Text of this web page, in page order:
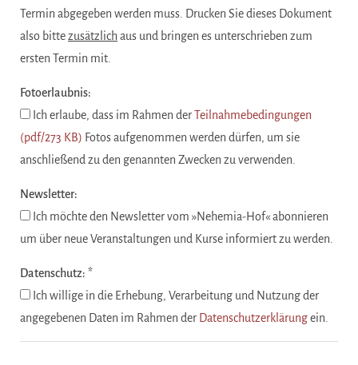
Termin abgegeben werden muss. Drucken Sie dieses Dokument
also bittezusätzlichaus und bringen es unterschrieben zum
ersten Termin mit.
Fotoerlaubnis:
Ich erlaube, dass im Rahmen derTeilnahmebedingungen
(pdf/273 KB) Fotos aufgenommen werden dürfen, um sie
anschließend zu den genannten Zwecken zu verwenden.
Newsletter:
Ich möchte den Newsletter vom »Nehemia-Hof« abonnieren
um über neue Veranstaltungen und Kurse informiert zu werden.
Datenschutz: *
Ich willige in die Erhebung, Verarbeitung und Nutzung der
angegebenen Daten im Rahmen der Datenschutzerklärungein.